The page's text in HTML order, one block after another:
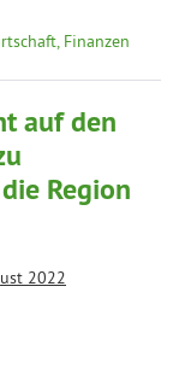
Finanzen
auf den
Region
2022